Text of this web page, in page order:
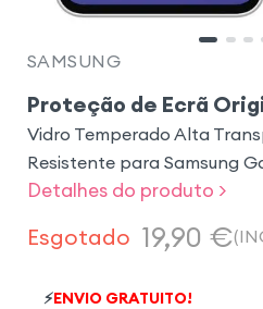
SAMSUNG
Proteção de Ecrã
Vidro Temperado Alta
Resistente para Samsung
Detalhes do produto >
Esgotado 19,90 €
⚡ENVIO GRATUITO!